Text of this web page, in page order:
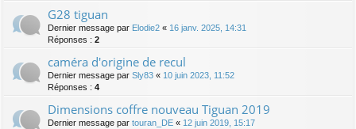
G28 tiguan
Dernier message par Elodie2 « 16 janv. 2025, 14:31
Réponses : 2
caméra d'origine de recul
Dernier message par Sly83 « 10 juin 2023, 11:52
Réponses : 4
Dimensions coffre nouveau Tiguan 2019
Dernier message par touran_DE « 12 juin 2019, 15:17